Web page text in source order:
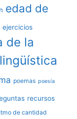
edad de
ejercicios
de la
lingüística
poemas poesía
recursos
de cantidad